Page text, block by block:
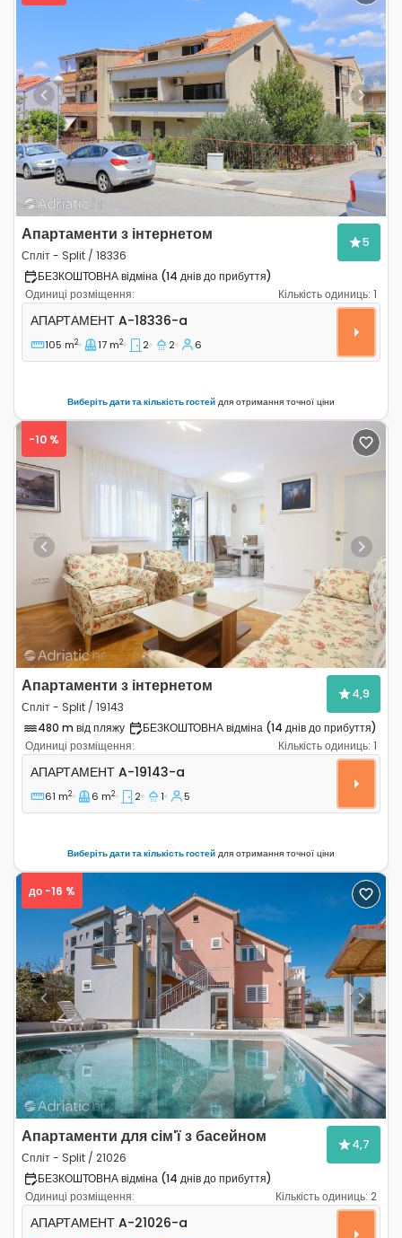
Previous Next
Апартаменти з інтернетом
Спліт - Split / 18336
5
БЕЗКОШТОВНА відміна (14 днів до прибуття)
Одиниці розміщення:
Кількість одиниць: 1
Двокімнатні апартаменти Спліт - Split A-18336-a
АПАРТАМЕНТ A-18336-a
105 m2 17 m2 2 2 6
Виберіть дати та кількість гостей для отримання точної ціни
Previous Next
-10 %
Апартаменти з інтернетом
Спліт - Split / 19143
4,9
480 m від пляжу
БЕЗКОШТОВНА відміна (14 днів до прибуття)
Одиниці розміщення:
Кількість одиниць: 1
Двокімнатні апартаменти Спліт - Split A-19143-a
АПАРТАМЕНТ A-19143-a
61 m2 6 m2 2 1 5
Виберіть дати та кількість гостей для отримання точної ціни
Previous Next
до -16 %
Апартаменти для сім'ї з басейном
Спліт - Split / 21026
4,7
БЕЗКОШТОВНА відміна (14 днів до прибуття)
Одиниці розміщення:
Кількість одиниць: 2
Трикімнатні апартаменти Спліт - Split A-21026-a
АПАРТАМЕНТ A-21026-a